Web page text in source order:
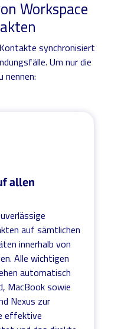
Workspace
synchronisiert
Um nur die
nennen:
allen
auf sämtlichen
innerhalb von
Alle wichtigen
automatisch
MacBook sowie
Nexus zur
effektive